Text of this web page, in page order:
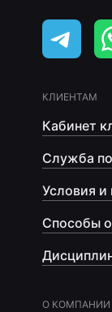
КЛИЕНТАМ
Кабинет
Служба
Условия и
Способы
О КОМПАНИИ